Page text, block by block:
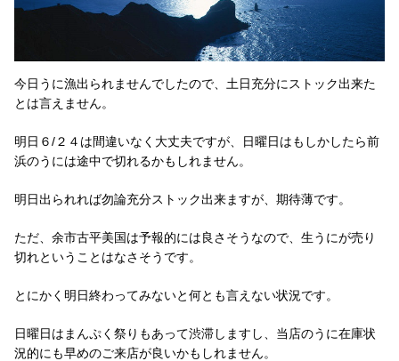
今日うに漁出られませんでしたので、土日充分にストック出来た
とは言えません。
明日６/２４は間違いなく大丈夫ですが、日曜日はもしかしたら前
浜のうには途中で切れるかもしれません。
明日出られれば勿論充分ストック出来ますが、期待薄です。
ただ、余市古平美国は予報的には良さそうなので、生うにが売り
切れということはなさそうです。
とにかく明日終わってみないと何とも言えない状況です。
日曜日はまんぷく祭りもあって渋滞しますし、当店のうに在庫状
況的にも早めのご来店が良いかもしれません。